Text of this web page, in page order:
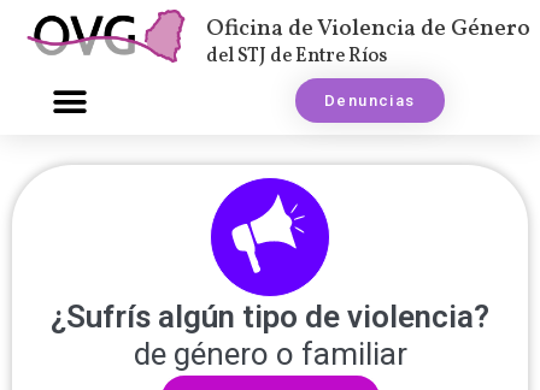
Oficina de Violencia de Género
del STJ de Entre Ríos
Denuncias
¿Sufrís algún tipo de violencia?
de género o familiar